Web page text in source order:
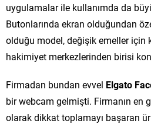
uygulamalar ile kullanımda da
Butonlarında ekran olduğundan
olduğu model, değişik emeller için
hakimiyet merkezlerinden birisi
Firmadan bundan evvel Elgato
bir webcam gelmişti. Firmanın en
olarak dikkat toplamayı başaran